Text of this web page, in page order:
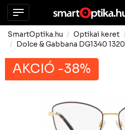
SmartOptika.hu Optikai keret
Dolce & Gabbana DG1340 1320
AKCIÓ -38%